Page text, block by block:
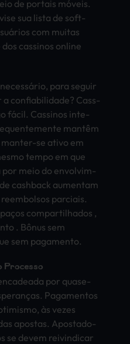
de port­ais móveis.
sua lista de soft­
com muit­as
cass­inos onli­ne
para segu­ir
a conf­iabi­lida­de? Cass­
fácil. Cass­inos inte­
mantêm
mant­er-se ativo em
tempo em que
por meio do envo­lvim­
cash­back aume­ntam
parc­iais.
comp­arti­lhad­os ,
. Bônus sem
sem paga­ment­o.
Proc­esso
por quase-
Paga­ment­os
às vezes
apos­tas. Apos­tado­
se devem reiv­indi­car